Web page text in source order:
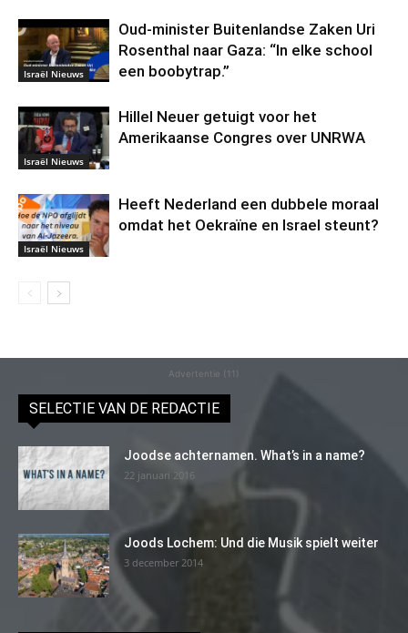
Israël Nieuws
Oud-minister Buitenlandse Zaken Uri
Rosenthal naar Gaza: “In elke school
een boobytrap.”
Israël Nieuws
Hillel Neuer getuigt voor het
Amerikaanse Congres over UNRWA
Israël Nieuws
Heeft Nederland een dubbele moraal
omdat het Oekraïne en Israel steunt?
Advertentie (11)
SELECTIE VAN DE REDACTIE
Joodse achternamen. What’s in a name?
22 januari 2016
Joods Lochem: Und die Musik spielt weiter
3 december 2014